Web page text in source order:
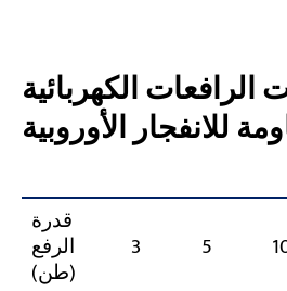
الرافعات الكهربائية
للانفجار الأوروبية
قدرة
الرفع
(طن)
3 5